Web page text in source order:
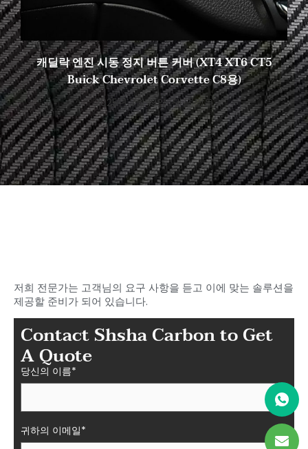
캐딜락 엔진 시동 정지 버튼 커버 (XT4 XT6 CT5
Buick Chevrolet Corvette C8용)
2025년 3월 19일 댓글 없음
저희 전문가는 고객님의 요구 사항을 듣고 이에 맞는 솔루션을
제공할 준비가 되어 있습니다.
Contact Shsha Carbon to Get
A Quote
당신의 이름*
귀하의 이메일*